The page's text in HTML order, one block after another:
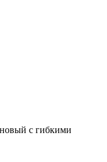
с гибкими